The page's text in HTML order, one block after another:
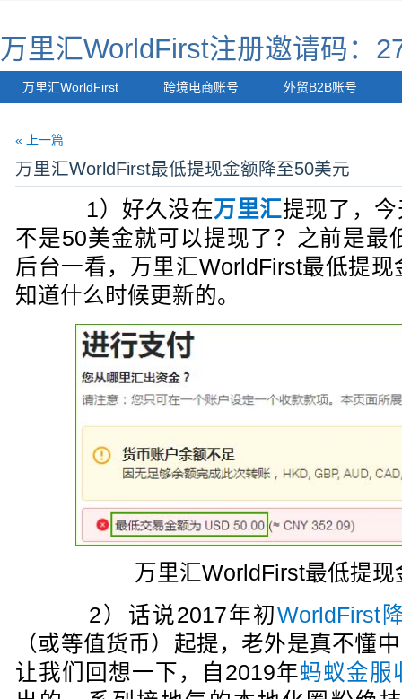
万里汇WorldFirst注册邀请码：
万里汇WorldFirst 跨境电商账号 外贸B2B账号
« 上一篇
万里汇WorldFirst最低提现金额降至50美元
1）好久没在万里汇提现了，
不是50美金就可以提现了？之前是最
后台一看，万里汇WorldFirst最低提
知道什么时候更新的。
万里汇WorldFirst最低提
2）话说2017年初WorldFirst
（或等值货币）起提，老外是真不懂
让我们回想一下，自2019年蚂蚁金服